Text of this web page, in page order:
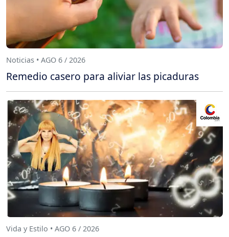
Noticias • AGO 6 / 2026
Remedio casero para aliviar las picaduras
Vida y Estilo • AGO 6 / 2026